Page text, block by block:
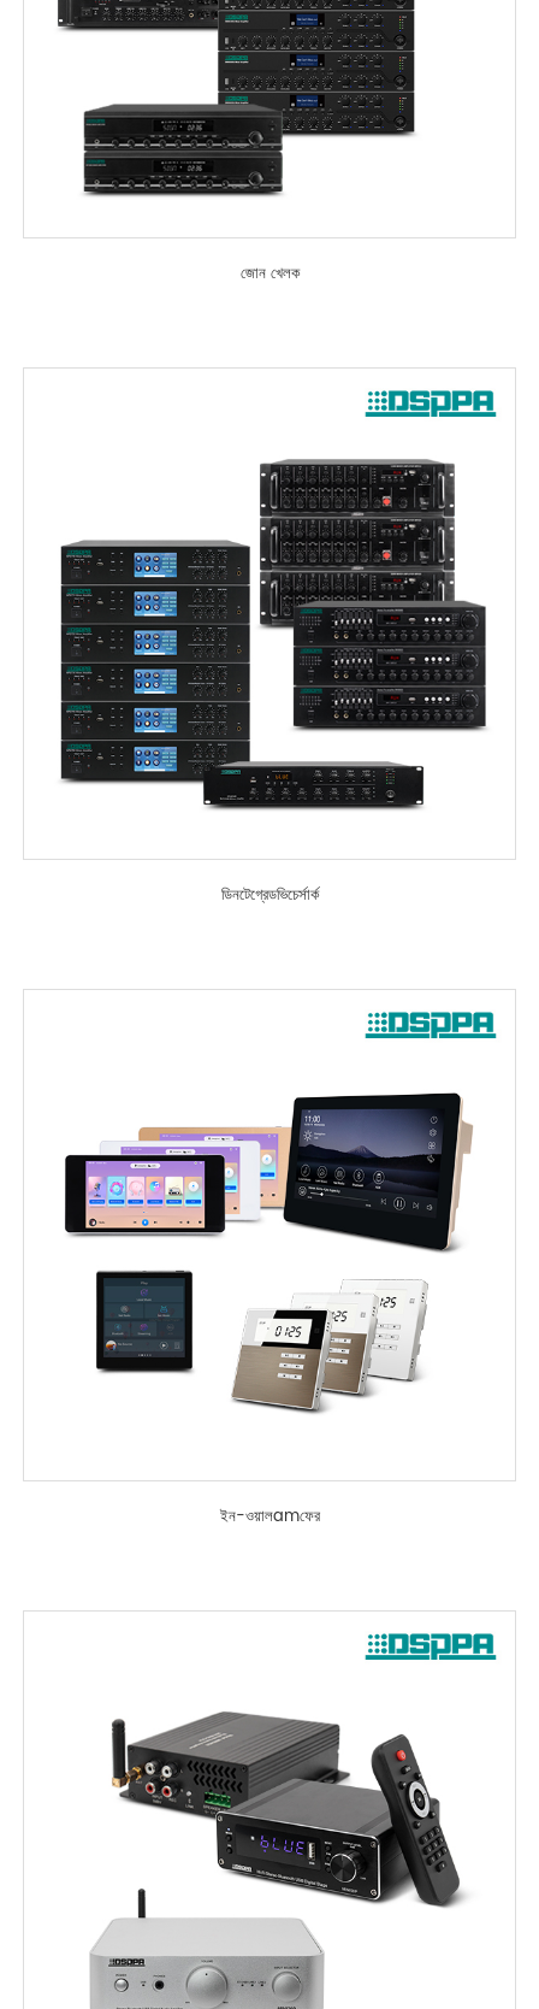
জোন খেলক
ডিনটেগ্রেডভিচের্সার্ক
ইন-ওয়ালamফের